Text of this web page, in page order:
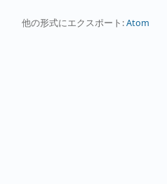
他の形式にエクスポート:Atom